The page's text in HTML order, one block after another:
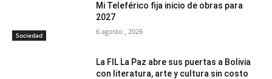
Sociedad
Mi Teleférico fija inicio de obras para
2027
6 agosto , 2026
La FIL La Paz abre sus puertas a Bolivia
con literatura, arte y cultura sin costo